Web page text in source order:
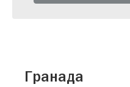
Гранада